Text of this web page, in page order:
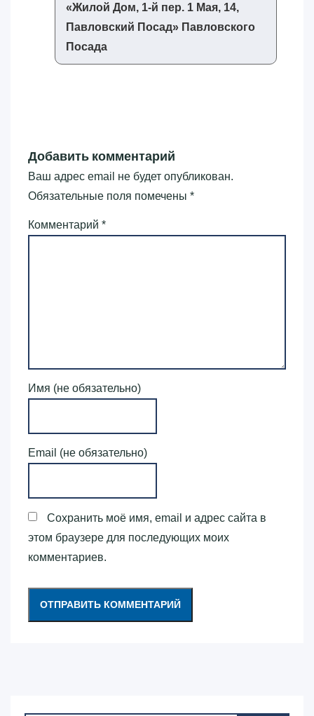
«‎Жилой Дом, 1-й пер. 1 Мая, 14,
Павловский Посад»‎ Павловского
Посада
Добавить комментарий
Ваш адрес email не будет опубликован.
Обязательные поля помечены *
Комментарий *
Имя (не обязательно)
Email (не обязательно)
Сохранить моё имя, email и адрес сайта в
этом браузере для последующих моих
комментариев.